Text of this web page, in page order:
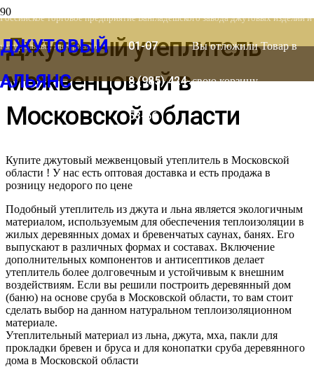
Российское торговое предприятие Бангладешского завода джутовых изделий и
натуральных материалов
ДЖУТОВЫЙ
АЛЬЯНС
01-07
8 (985) 424-
53-66
Вы отложилиТоварв
свою корзину.
Джутовый утеплитель
межвенцовый в
Московской области
Купите джутовый межвенцовый утеплитель в Московской
области ! У нас есть оптовая доставка и есть продажа в
розницу недорого по цене
Подобный утеплитель из джута и льна является экологичным
материалом, используемым для обеспечения теплоизоляции в
жилых деревянных домах и бревенчатых саунах, банях. Его
выпускают в различных формах и составах. Включение
дополнительных компонентов и антисептиков делает
утеплитель более долговечным и устойчивым к внешним
воздействиям. Если вы решили построить деревянный дом
(баню) на основе сруба в Московской области, то вам стоит
сделать выбор на данном натуральном теплоизоляционном
материале.
Утеплительный материал из льна, джута, мха, пакли для
прокладки бревен и бруса и для конопатки сруба деревянного
дома в Московской области